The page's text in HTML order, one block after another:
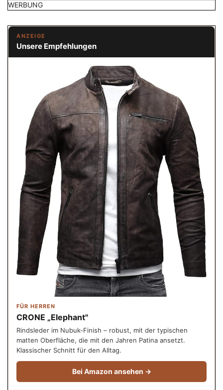
WERBUNG
ANZEIGE
Unsere Empfehlungen
FÜR HERREN
CRONE „Elephant"
Rindsleder im Nubuk-Finish – robust, mit der typischen
matten Oberfläche, die mit den Jahren Patina ansetzt.
Klassischer Schnitt für den Alltag.
Bei Amazon ansehen →